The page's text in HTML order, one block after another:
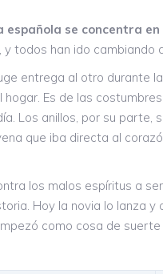
se concentra
todos han ido cambiando
entrega al otro durante
Es de las
Los anillos, por su parte,
que iba directa al
los malos espíritus a
Hoy la novia lo lanza
como cosa de